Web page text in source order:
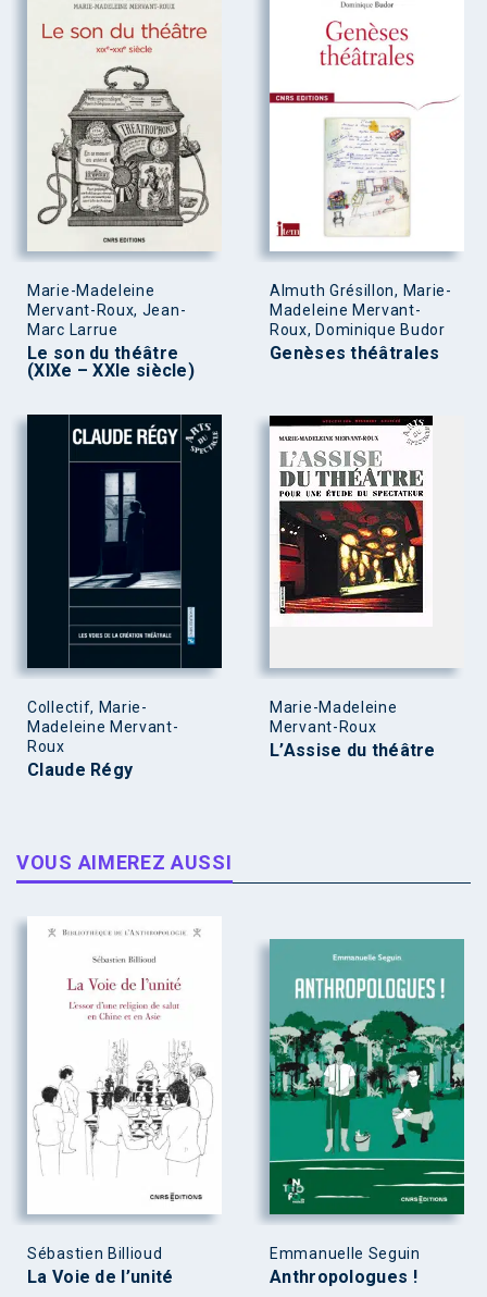
Marie-Madeleine
Mervant-Roux, Jean-
Marc Larrue
Le son du théâtre
(XIXe – XXIe siècle)
Almuth Grésillon, Marie-
Madeleine Mervant-
Roux, Dominique Budor
Genèses théâtrales
Collectif, Marie-
Madeleine Mervant-
Roux
Claude Régy
Marie-Madeleine
Mervant-Roux
L’Assise du théâtre
VOUS AIMEREZ AUSSI
Sébastien Billioud
La Voie de l’unité
Emmanuelle Seguin
Anthropologues !